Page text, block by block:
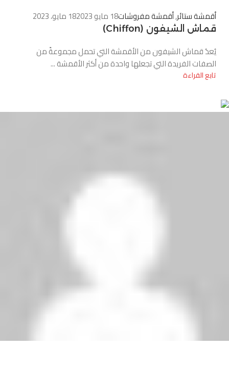
أقمشة ستائر,أقمشة مفروشات18 مايو 2023 18 مايو، 2023
قماش الشيفون (Chiffon)
يُعدُ قماش الشيفون من الأقمشة التي تحمل مجموعةً من
الصفات الفريدة التي تجعلها واحدة من أكثر الأقمشة ...
تابع القراءة